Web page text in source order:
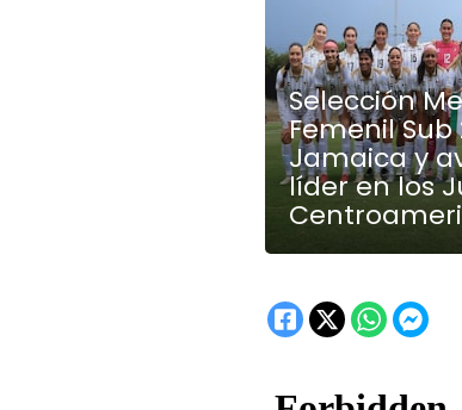
Selección
Femenil
Jamaica y
líder en los